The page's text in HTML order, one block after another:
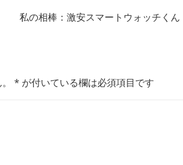
私の相棒：激安スマートウォッチくん
* が付いている欄は必須項目です